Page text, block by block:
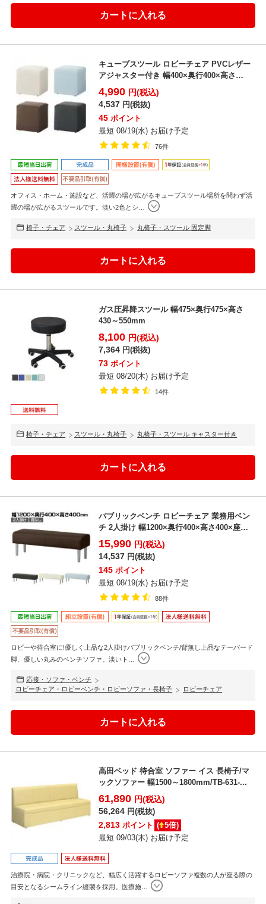
キューブスツール ロビーチェア PVCレザー
アジャスター付き 幅400×奥行400×高さ
400mm...
4,990 円(税込)
4,537 円(税抜)
45 ポイント
最短 08/19(水) お届け予定
76件
オフィス・ホーム・施設など、活躍の場が広がるキューブスツール場所を問わず活
躍の場が広がるスツールです。淡い2色とシ
椅子・チェア スツール・丸椅子 丸椅子・スツール 固定脚
ガス圧昇降スツール 幅475×奥行475×高さ
430～550mm
8,100 円(税込)
7,364 円(税抜)
73 ポイント
最短 08/20(木) お届け予定
14件
椅子・チェア スツール・丸椅子 丸椅子・スツール キャスター付き
パブリックベンチ ロビーチェア 業務用ベン
チ 2人掛け 幅1200×奥行400×高さ400×座高
40...
15,990 円(税込)
14,537 円(税抜)
145 ポイント
最短 08/19(水) お届け予定
88件
ロビーや待合室に!優しく上品な2人掛けパブリックベンチ/背無し上品なテーパード
脚、優しい丸みのベンチソファ。淡いト
応接・ソファ・ベンチ
ロビーチェア・ロビーベンチ・ロビーソファ・長椅子
ロビーチェア
高田ベッド 待合室 ソファー イス 長椅子/マ
ックソファー 幅1500～1800mm/TB-631-...
61,890 円(税込)
56,264 円(税抜)
2,813 ポイント ( 5倍)
最短 09/03(木) お届け予定
治療院・病院・クリニックなど、幅広く活躍するロビーソファ複数の人が座る際の
目安となるシームライン縫製を採用。医療施…